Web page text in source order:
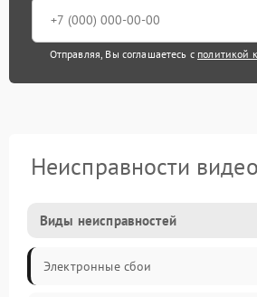
Отправляя, Вы соглашаетесь с политикой
Неисправности
Виды неисправностей
Электронные сбои